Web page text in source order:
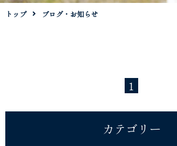
トップ ブログ・お知らせ
1
カテゴリー